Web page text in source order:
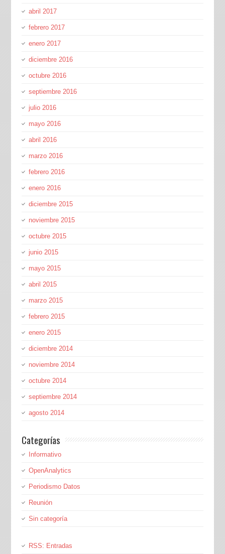
abril 2017
febrero 2017
enero 2017
diciembre 2016
octubre 2016
septiembre 2016
julio 2016
mayo 2016
abril 2016
marzo 2016
febrero 2016
enero 2016
diciembre 2015
noviembre 2015
octubre 2015
junio 2015
mayo 2015
abril 2015
marzo 2015
febrero 2015
enero 2015
diciembre 2014
noviembre 2014
octubre 2014
septiembre 2014
agosto 2014
Categorías
Informativo
OpenAnalytics
Periodismo Datos
Reunión
Sin categoría
RSS: Entradas